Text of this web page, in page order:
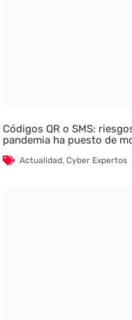
Códigos QR o SMS:
pandemia ha puesto de
Actualidad,Cyber Expertos